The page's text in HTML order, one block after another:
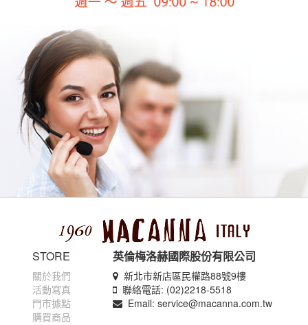
STORE
關於我們
活動寫真
門市據點
購買商品
英倫梅洛赫國際股份有限公司
新北市新店區民權路88號9樓
聯絡電話: (02)2218-5518
Email: service@macanna.com.tw